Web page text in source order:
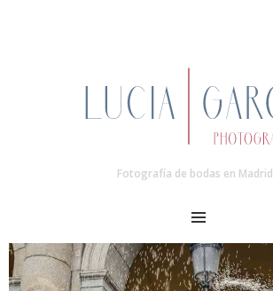
Fotografía de bodas en Madrid
MENU